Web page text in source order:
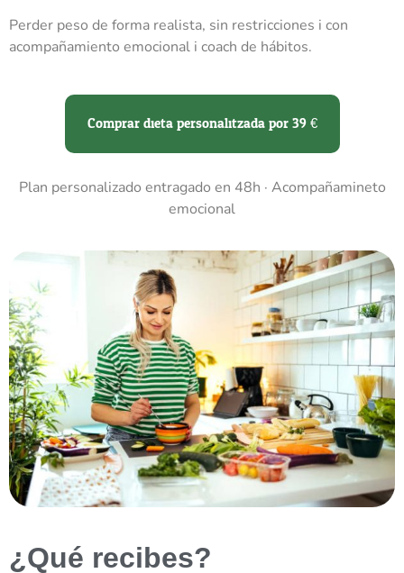
Perder peso de forma realista, sin restricciones i con
acompañamiento emocional i coach de hábitos.
Comprar dieta personalitzada por 39 €
Plan personalizado entragado en 48h · Acompañamineto
emocional
¿Qué recibes?